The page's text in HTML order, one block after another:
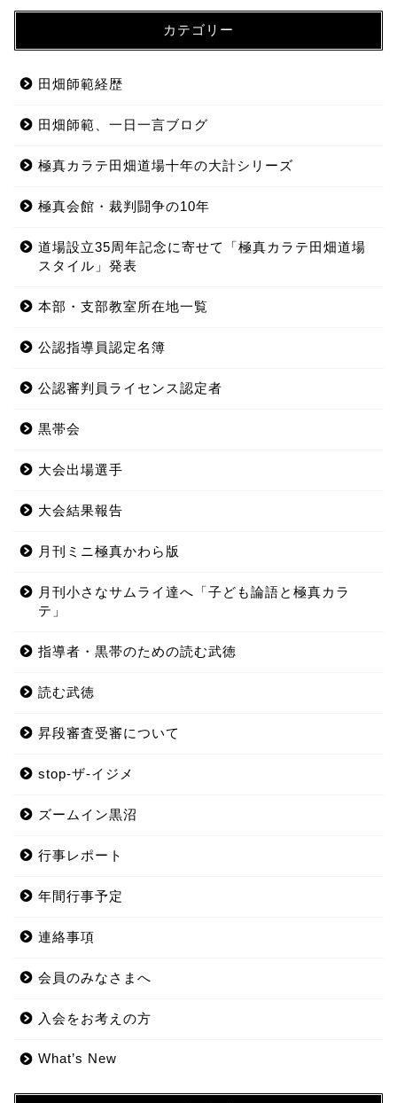
カテゴリー
田畑師範経歴
田畑師範、一日一言ブログ
極真カラテ田畑道場十年の大計シリーズ
極真会館・裁判闘争の10年
道場設立35周年記念に寄せて「極真カラテ田畑道場
スタイル」発表
本部・支部教室所在地一覧
公認指導員認定名簿
公認審判員ライセンス認定者
黒帯会
大会出場選手
大会結果報告
月刊ミニ極真かわら版
月刊小さなサムライ達へ「子ども論語と極真カラ
テ」
指導者・黒帯のための読む武徳
読む武徳
昇段審査受審について
stop-ザ-イジメ
ズームイン黒沼
行事レポート
年間行事予定
連絡事項
会員のみなさまへ
入会をお考えの方
What’s New